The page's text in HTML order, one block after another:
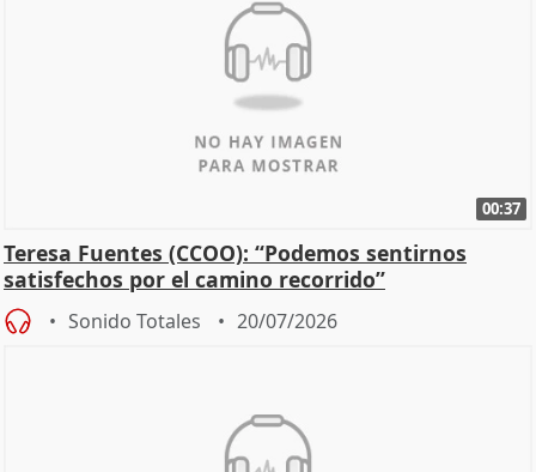
00:37
Teresa Fuentes (CCOO): “Podemos sentirnos
satisfechos por el camino recorrido”
Sonido Totales 20/07/2026